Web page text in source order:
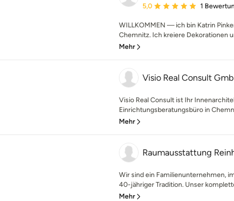
Durchschnittliche Bewertung:
5,0 1
WILLKOMMEN — ich bin Katrin
Chemnitz. Ich kreiere Dekorationen
Mehr
Visio Real Consult
Visio Real Consult ist Ihr
Einrichtungsberatungsbüro in
Mehr
Raumausstattung
Wir sind ein Familienunternehmen,
40-jähriger Tradition. Unser
Mehr